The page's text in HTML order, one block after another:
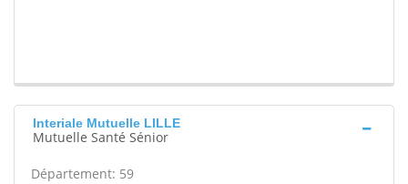
Interiale Mutuelle LILLE
Mutuelle Santé Sénior
Département: 59